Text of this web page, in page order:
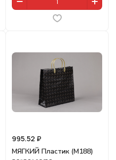
995.52 ₽
МЯГКИЙ Пластик (M188)